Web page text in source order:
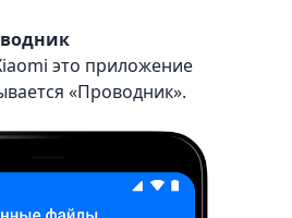
это приложение
«Проводник».